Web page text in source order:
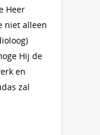
Heer
niet alleen
Hij de
en
zal